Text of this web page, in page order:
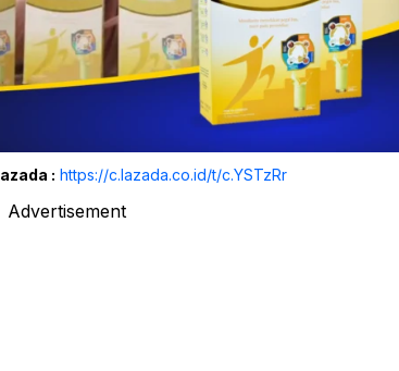
: https://c.lazada.co.id/t/c.YSTzRr
Advertisement